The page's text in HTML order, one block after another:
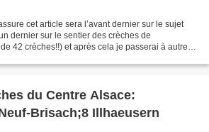
cet article sera l’avant dernier sur le sujet
dernier sur le sentier des crèches de
42 crèches!!) et après cela je passerai à autre
du Centre Alsace:
Brisach;8 Illhaeusern